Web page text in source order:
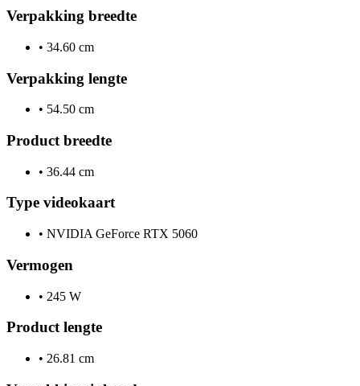
Verpakking breedte
• 34.60 cm
Verpakking lengte
• 54.50 cm
Product breedte
• 36.44 cm
Type videokaart
• NVIDIA GeForce RTX 5060
Vermogen
• 245 W
Product lengte
• 26.81 cm